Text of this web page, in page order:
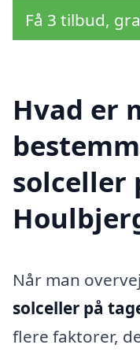
Få 3 tilbud,
Hvad er
solceller
Når man
solceller på
flere faktorer,